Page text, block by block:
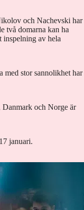
och Nachevski har
två domarna kan ha
inspelning av hela
med stor sannolikhet har
och Norge är
januari.